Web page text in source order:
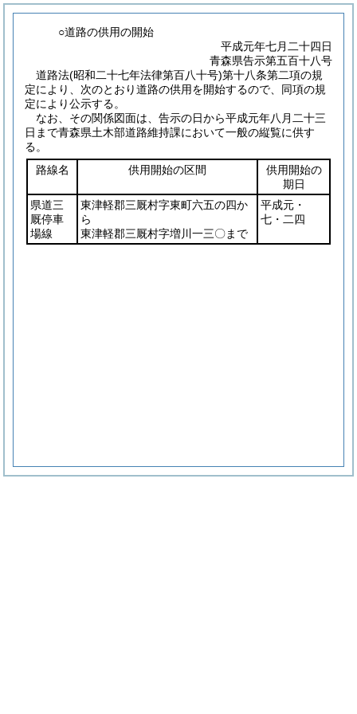
○道路の供用の開始
平成元年七月二十四日
青森県告示第五百十八号
道路法(昭和二十七年法律第百八十号)第十八条第二項の規
定により、次のとおり道路の供用を開始するので、同項の規
定により公示する。
なお、その関係図面は、告示の日から平成元年八月二十三
日まで青森県土木部道路維持課において一般の縦覧に供す
る。
路線名
供用開始の区間
供用開始の
期日
県道三
厩停車
場線
東津軽郡三厩村字東町六五の四か
ら
東津軽郡三厩村字増川一三〇まで
平成元・
七・二四